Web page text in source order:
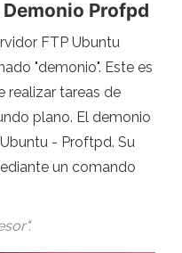
Profpd
FTP Ubuntu
"demonio". Este es
realizar tareas de
plano. El demonio
- Proftpd. Su
un comando